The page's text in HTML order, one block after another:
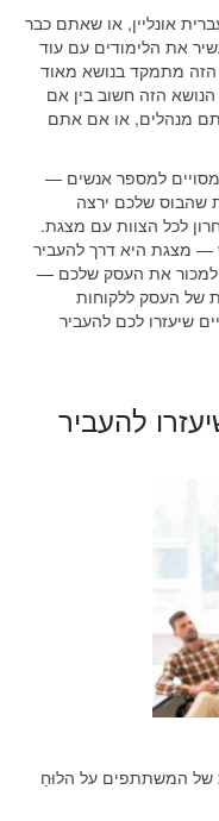
אונליין, או שאתם כבר
את הלימודים עם עוד
מתמקד בנושא מאוד
הזה חשוב בין אם
מנהלים, או אם אתם
מסויים למספר אנשים —
או ל-60. יכול להיות שהבוס שלכם ירצה
לכל הצוות עם מצגת.
— מצגת היא דרך להעביר
למכור את העסק שלכם —
של העסק ללקוחות
שיעזרו לכם להעביר
להעביר
של המשתתפים על הלוּחַ